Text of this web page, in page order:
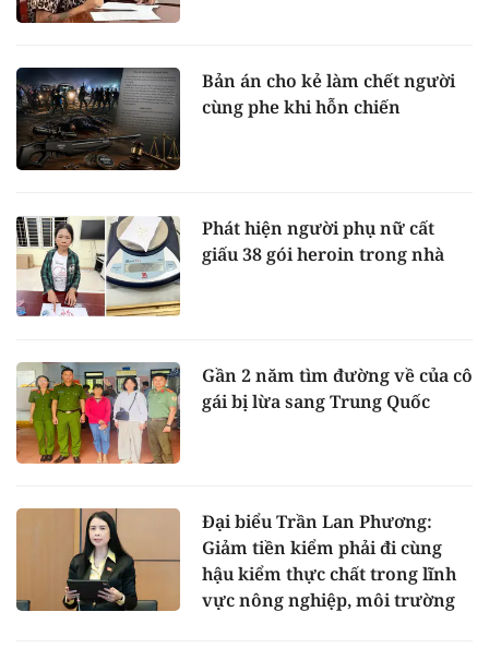
Bản án cho kẻ làm chết người
cùng phe khi hỗn chiến
Phát hiện người phụ nữ cất
giấu 38 gói heroin trong nhà
Gần 2 năm tìm đường về của cô
gái bị lừa sang Trung Quốc
Đại biểu Trần Lan Phương:
Giảm tiền kiểm phải đi cùng
hậu kiểm thực chất trong lĩnh
vực nông nghiệp, môi trường